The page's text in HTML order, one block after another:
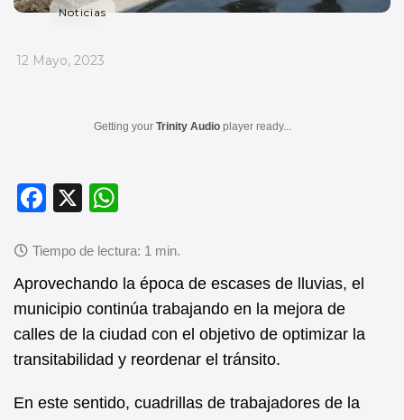
Noticias
_
12 Mayo, 2023
Getting your Trinity Audio player ready...
F
c
e
b
o
o
k
X
at
s
A
p
p
Aprovechando la época de escases de lluvias, el
municipio continúa trabajando en la mejora de
calles de la ciudad con el objetivo de optimizar la
transitabilidad y reordenar el tránsito.
En este sentido, cuadrillas de trabajadores de la